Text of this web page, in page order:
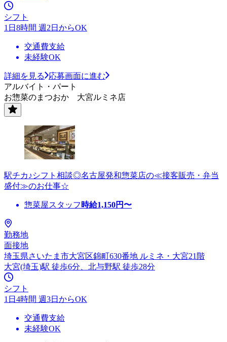
シフト
1日8時間 週2日からOK
交通費支給
未経験OK
詳細を見る
応募画面に進む
アルバイト・パート
お惣菜のまつおか 大宮ルミネ店
駅チカ♪シフト相談◎名古屋発和惣菜店の≪接客販売・弁当
盛付≫のお仕事☆
惣菜屋スタッフ 時給1,150円〜
勤務地
面接地
埼玉県さいたま市大宮区錦町630番地 ルミネ・大宮21階
大宮(埼玉)駅 徒歩6分、北与野駅 徒歩28分
シフト
1日4時間 週3日からOK
交通費支給
未経験OK